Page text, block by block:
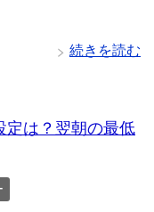
続きを読む
定は？翌朝の最低